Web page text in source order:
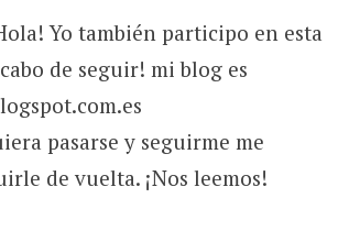
Yo también participo en esta
de seguir! mi blog es
pasarse y seguirme me
de vuelta. ¡Nos leemos!